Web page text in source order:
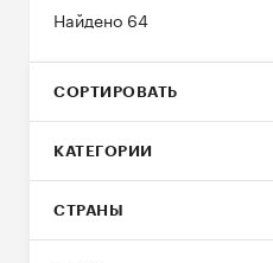
Найдено 64
СОРТИРОВАТЬ
КАТЕГОРИИ
СТРАНЫ